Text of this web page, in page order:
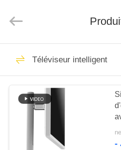
MAISON
PRODUITS
SUJET
Ltd..
Affichages
numériques
Téléviseur intelligent
-